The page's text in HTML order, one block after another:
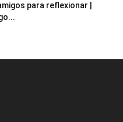
para reflexionar |